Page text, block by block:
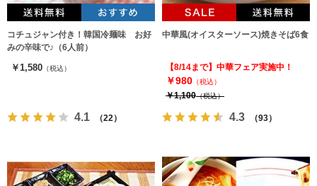
コチュジャン付き！韓国冷麺味 お好
みの辛味で♪（6人前）
￥1,580 （税込）
4.1 （22）
中華風(オイスターソース)焼きそば6食
【8/14まで】中華フェア実施中！
￥980 （税込）
￥1,100（税込）
4.3 （93）